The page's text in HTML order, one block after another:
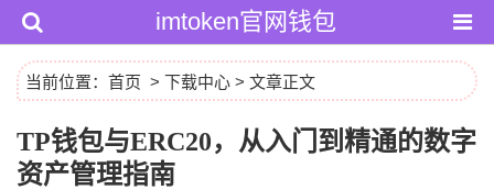
imtoken官网钱包
当前位置： 首页 > 下载中心 > 文章正文
TP钱包与ERC20，从入门到精通的数字
资产管理指南